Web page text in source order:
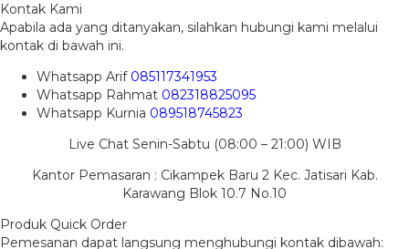
Kontak Kami
Apabila ada yang ditanyakan, silahkan hubungi kami melalui
kontak di bawah ini.
Whatsapp Arif 085117341953
Whatsapp Rahmat 082318825095
Whatsapp Kurnia 089518745823
Live Chat Senin-Sabtu (08:00 – 21:00) WIB
Kantor Pemasaran : Cikampek Baru 2 Kec. Jatisari Kab.
Karawang Blok 10.7 No.10
Produk Quick Order
Pemesanan dapat langsung menghubungi kontak dibawah: